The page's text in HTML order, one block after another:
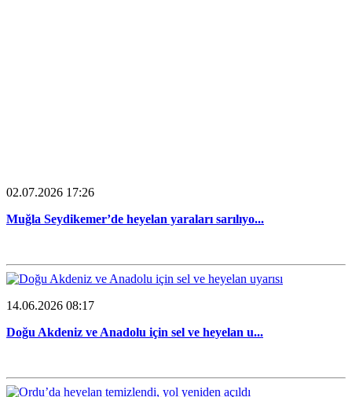
02.07.2026 17:26
Muğla Seydikemer’de heyelan yaraları sarılıyo...
14.06.2026 08:17
Doğu Akdeniz ve Anadolu için sel ve heyelan u...